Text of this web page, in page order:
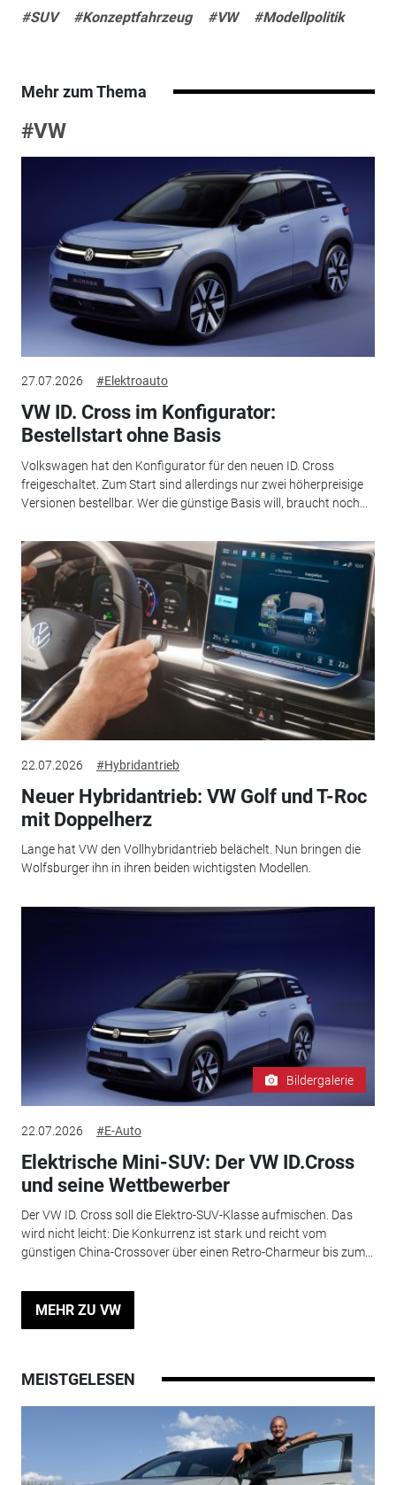
#SUV #Konzeptfahrzeug #VW #Modellpolitik
Mehr zum Thema
#VW
27.07.2026 #Elektroauto
VW ID. Cross im Konfigurator:
Bestellstart ohne Basis
Volkswagen hat den Konfigurator für den neuen ID. Cross
freigeschaltet. Zum Start sind allerdings nur zwei höherpreisige
Versionen bestellbar. Wer die günstige Basis will, braucht noch...
22.07.2026 #Hybridantrieb
Neuer Hybridantrieb: VW Golf und T-Roc
mit Doppelherz
Lange hat VW den Vollhybridantrieb belächelt. Nun bringen die
Wolfsburger ihn in ihren beiden wichtigsten Modellen.
Bildergalerie
22.07.2026 #E-Auto
Elektrische Mini-SUV: Der VW ID.Cross
und seine Wettbewerber
Der VW ID. Cross soll die Elektro-SUV-Klasse aufmischen. Das
wird nicht leicht: Die Konkurrenz ist stark und reicht vom
günstigen China-Crossover über einen Retro-Charmeur bis zum...
MEHR ZU VW
MEISTGELESEN